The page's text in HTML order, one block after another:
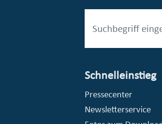
Schnelleinstieg
Pressecenter
Newsletterservice
© Stadt Essen, Presse- und